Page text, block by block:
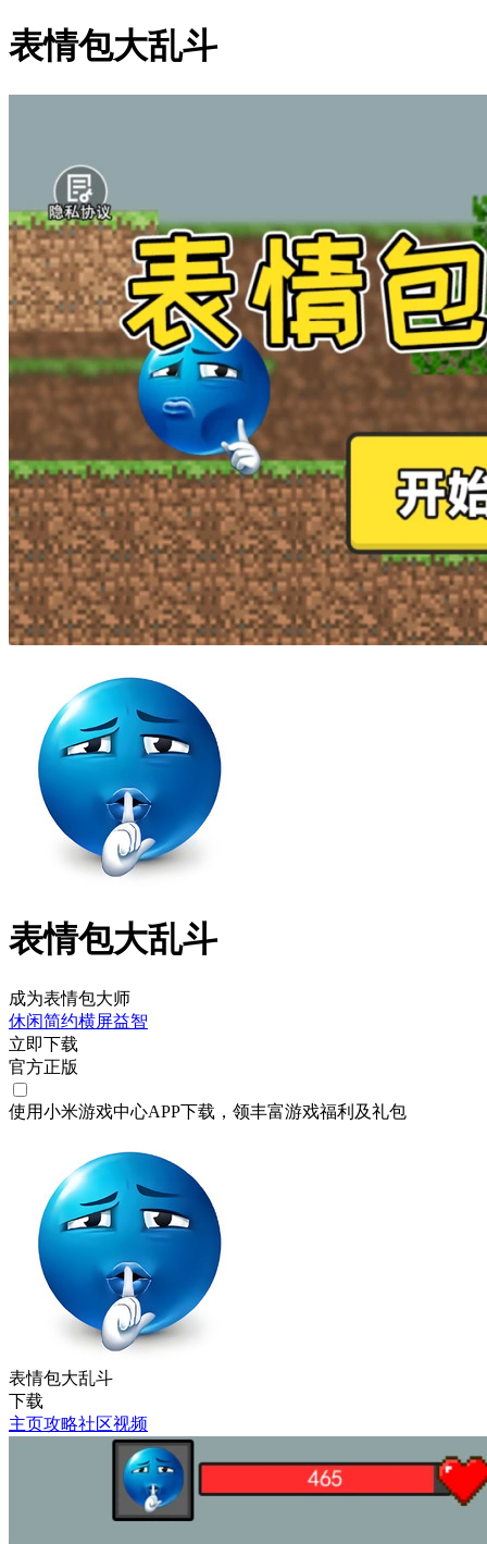
表情包大乱斗
表情包大乱斗
成为表情包大师
休闲简约横屏益智
立即下载
官方正版
使用小米游戏中心APP下载 ，领丰富游戏福利 及礼包
表情包大乱斗
下载
主页攻略社区视频